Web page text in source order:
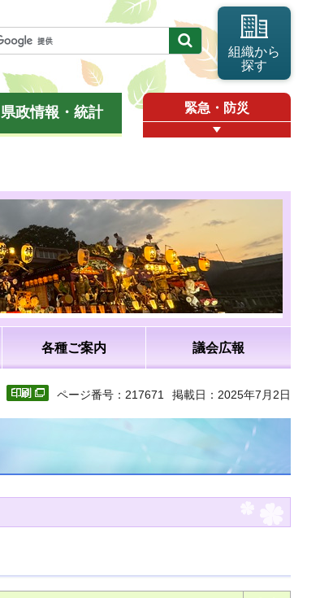
組織から
探す
県政情報・統計 緊急・防災
各種ご案内 議会広報
ページ番号：217671 掲載日：2025年7月2日